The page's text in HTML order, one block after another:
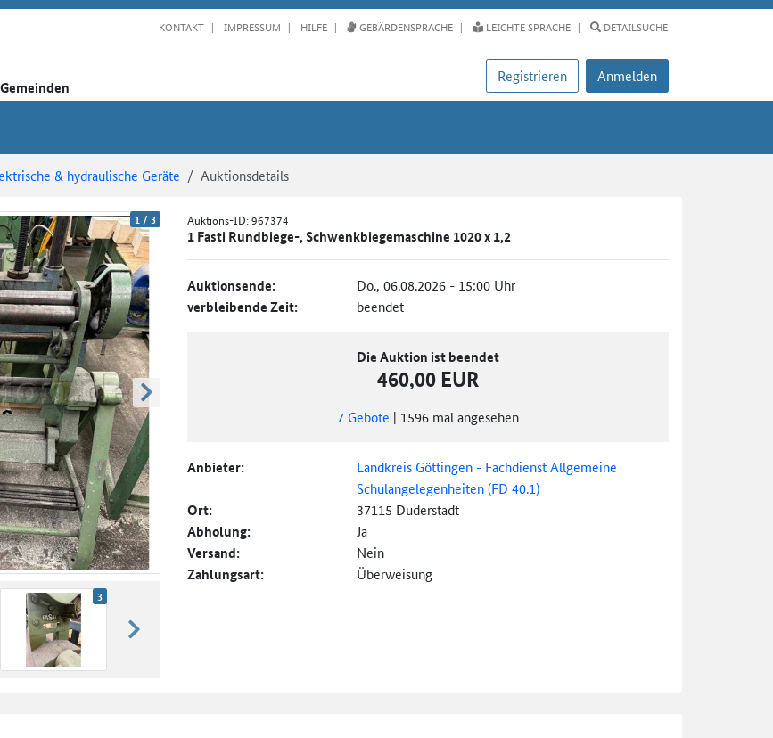
KONTAKT IMPRESSUM HILFE GEBÄRDENSPRACHE LEICHTE SPRACHE DETAILSUCHE
Registrieren Anmelden
& hydraulische Geräte Auktionsdetails
1 / 3
weiter blättern
3
weiter blättern
Auktions-ID:967374
1 Fasti Rundbiege-, Schwenkbiegemaschine 1020 x 1,2
Auktionsende: Do., 06.08.2026 - 15:00 Uhr
verbleibende Zeit: beendet
Die Auktion ist beendet
460,00 EUR
7 Gebote | 1596 mal angesehen
Anbieter:
Landkreis Göttingen - Fachdienst Allgemeine
Schulangelegenheiten (FD 40.1)
Ort: 37115 Duderstadt
Abholung: Ja
Versand: Nein
Zahlungsart: Überweisung